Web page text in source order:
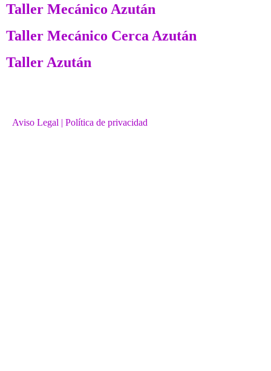
Taller Mecánico Azután
Taller Mecánico Cerca Azután
Taller Azután
Aviso Legal | Política de privacidad